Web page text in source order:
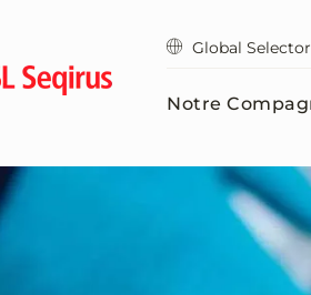
Global Selector
Notre